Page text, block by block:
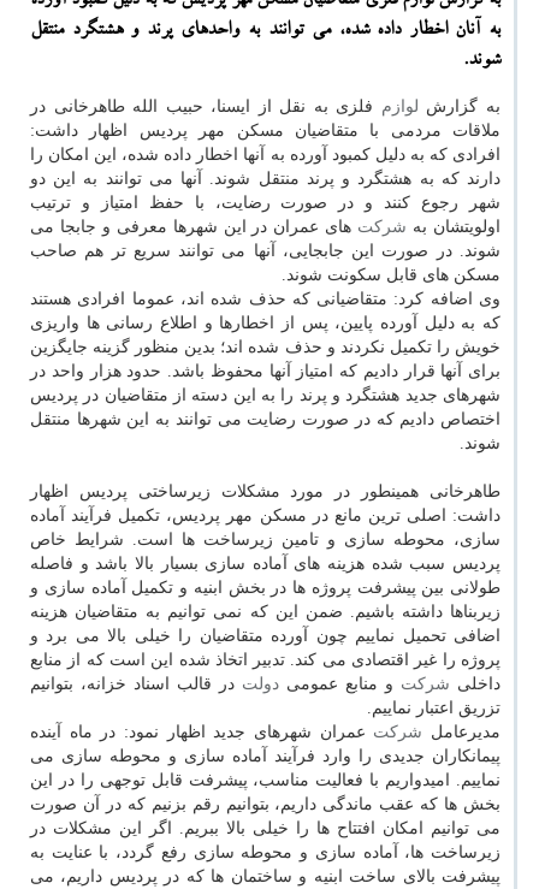
به آنان اخطار داده شده، می توانند به واحدهای پرند و هشتگرد منتقل
شوند.
به گزارش لوازم فلزی به نقل از ایسنا، حبیب الله طاهرخانی در
ملاقات مردمی با متقاضیان مسكن مهر پردیس اظهار داشت:
افرادی كه به دلیل كمبود آورده به آنها اخطار داده شده، این امكان را
دارند كه به هشتگرد و پرند منتقل شوند. آنها می توانند به این دو
شهر رجوع كنند و در صورت رضایت، با حفظ امتیاز و ترتیب
اولویتشان به شركت های عمران در این شهرها معرفی و جابجا می
شوند. در صورت این جابجایی، آنها می توانند سریع تر هم صاحب
مسكن های قابل سكونت شوند.
وی اضافه كرد: متقاضیانی كه حذف شده اند، عموما افرادی هستند
كه به دلیل آورده پایین، پس از اخطارها و اطلاع رسانی ها واریزی
خویش را تكمیل نكردند و حذف شده اند؛ بدین منظور گزینه جایگزین
برای آنها قرار دادیم كه امتیاز آنها محفوظ باشد. حدود هزار واحد در
شهرهای جدید هشتگرد و پرند را به این دسته از متقاضیان در پردیس
اختصاص دادیم كه در صورت رضایت می توانند به این شهرها منتقل
شوند.
طاهرخانی همینطور در مورد مشكلات زیرساختی پردیس اظهار
داشت: اصلی ترین مانع در مسكن مهر پردیس، تكمیل فرآیند آماده
سازی، محوطه سازی و تامین زیرساخت ها است. شرایط خاص
پردیس سبب شده هزینه های آماده سازی بسیار بالا باشد و فاصله
طولانی بین پیشرفت پروژه ها در بخش ابنیه و تكمیل آماده سازی و
زیربناها داشته باشیم. ضمن این كه نمی توانیم به متقاضیان هزینه
اضافی تحمیل نماییم چون آورده متقاضیان را خیلی بالا می برد و
پروژه را غیر اقتصادی می كند. تدبیر اتخاذ شده این است كه از منابع
داخلی شركت و منابع عمومی دولت در قالب اسناد خزانه، بتوانیم
تزریق اعتبار نماییم.
مدیرعامل شركت عمران شهرهای جدید اظهار نمود: در ماه آینده
پیمانكاران جدیدی را وارد فرآیند آماده سازی و محوطه سازی می
نماییم. امیدواریم با فعالیت مناسب، پیشرفت قابل توجهی را در این
بخش ها كه عقب ماندگی داریم، بتوانیم رقم بزنیم كه در آن صورت
می توانیم امكان افتتاح ها را خیلی بالا ببریم. اگر این مشكلات در
زیرساخت ها، آماده سازی و محوطه سازی رفع گردد، با عنایت به
پیشرفت بالای ساخت ابنیه و ساختمان ها كه در پردیس داریم، می